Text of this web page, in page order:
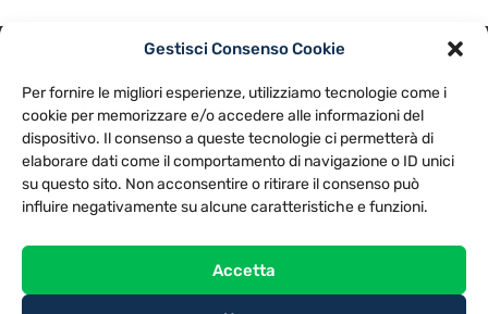
Gestisci Consenso Cookie
Per fornire le migliori esperienze, utilizziamo tecnologie come i
cookie per memorizzare e/o accedere alle informazioni del
dispositivo. Il consenso a queste tecnologie ci permetterà di
elaborare dati come il comportamento di navigazione o ID unici
su questo sito. Non acconsentire o ritirare il consenso può
influire negativamente su alcune caratteristiche e funzioni.
Accetta
NOTE LEGALI
CONTATTACI PREFERENZE
TV LIBERA S.P.A.
Via Monteleonese 95/21 – 51100 Pistoia (PT)
Tel. 0573.9136 / Fax 0573.913615